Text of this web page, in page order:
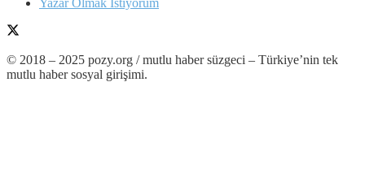
© 2018 – 2025 pozy.org / mutlu haber süzgeci – Türkiye’nin tek
mutlu haber sosyal girişimi.